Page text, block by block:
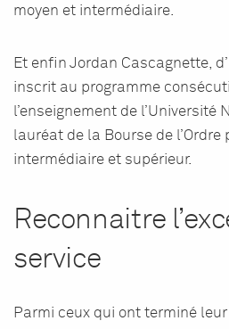
moyen et intermédiaire.
Et enfin Jordan Cascagnette,
inscrit au programme
l’enseignement de l’Université
lauréat de la Bourse de l’Ordre
intermédiaire et supérieur.
Reconnaitre
service
Parmi ceux qui ont terminé